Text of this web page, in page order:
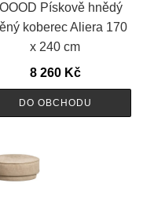
Pískově hnědý
koberec Aliera 170
x 240 cm
8 260 Kč
DO OBCHODU